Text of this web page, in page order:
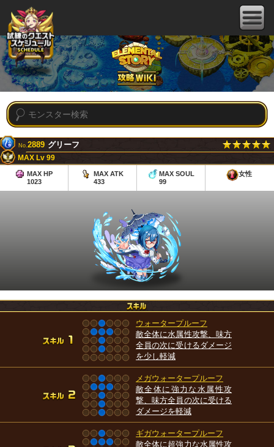
No.2889 グリーフ
MAX Lv 99
MAX HP
1023
MAX ATK
433
MAX SOUL
99
女性
ウォータープルーフ
敵全体に水属性攻撃、味方
全員の次に受けるダメージ
を少し軽減
メガウォータープルーフ
敵全体に強力な水属性攻
撃、味方全員の次に受ける
ダメージを軽減
ギガウォータープルーフ
敵全体に超強力な水属性攻